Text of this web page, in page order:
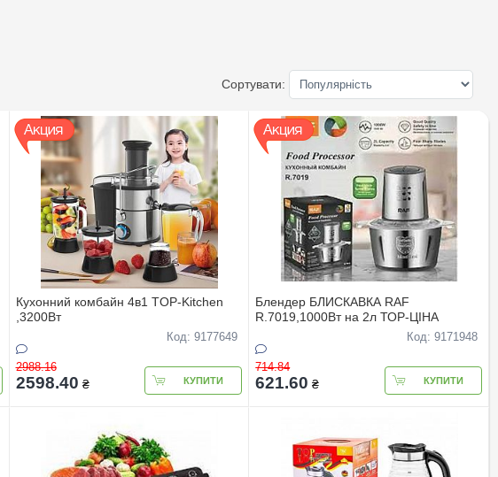
Сортувати:
Кухонний комбайн 4в1 TOP-Kitchen
,3200Вт
Код: 9177649
2988.16
2598.40 ₴ КУПИТИ
Блендер БЛИСКАВКА RAF
R.7019,1000Вт на 2л ТОР-ЦIНА
Код: 9171948
714.84
621.60 ₴ КУПИТИ